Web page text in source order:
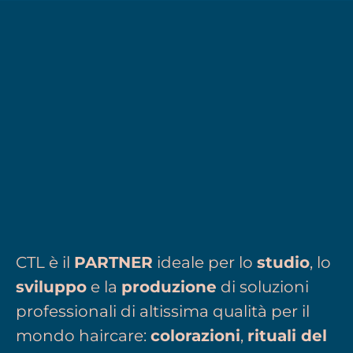
CTL è il PARTNER ideale per lo studio, lo
sviluppo e la produzione di soluzioni
professionali di altissima qualità per il
mondo haircare: colorazioni, rituali del